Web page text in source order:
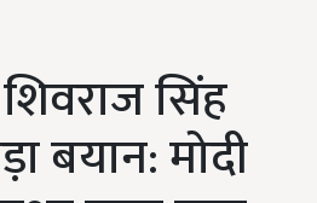
सिंह
बयान: मोदी